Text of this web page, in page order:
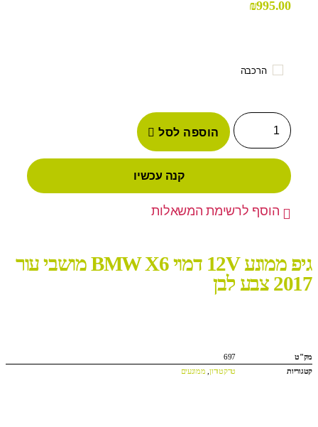
₪995.00
הרכבה
הוספה לסל
קנה עכשיו
הוסף לרשימת המשאלות
גיפ ממונע 12V דמוי BMW X6 מושבי עור
2017 צבע לבן
מק"ט
697
קטגוריות
טרקטורון, ממונעים